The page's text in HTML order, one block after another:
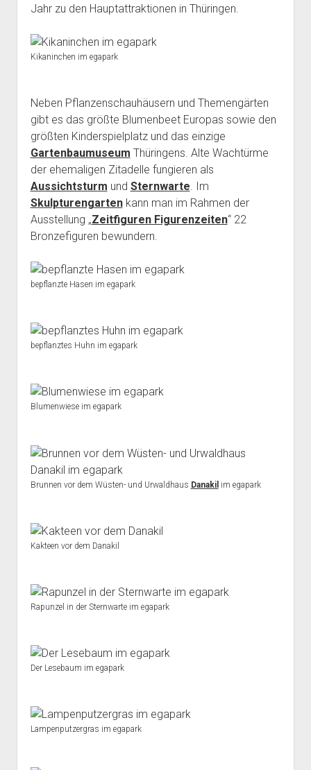
Jahr zu den Hauptattraktionen in Thüringen.
Kikaninchen im egapark
Neben Pflanzenschauhäusern und Themengärten
gibt es das größte Blumenbeet Europas sowie den
größten Kinderspielplatz und das einzige
Gartenbaumuseum Thüringens. Alte Wachtürme
der ehemaligen Zitadelle fungieren als
Aussichtsturm und Sternwarte. Im
Skulpturengartenkann man im Rahmen der
Ausstellung „Zeitfiguren Figurenzeiten“ 22
Bronzefiguren bewundern.
bepflanzte Hasen im egapark
bepflanztes Huhn im egapark
Blumenwiese im egapark
Brunnen vor dem Wüsten- und Urwaldhaus Danakil im egapark
Kakteen vor dem Danakil
Rapunzel in der Sternwarte im egapark
Der Lesebaum im egapark
Lampenputzergras im egapark